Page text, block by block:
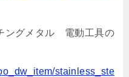
ングメタル 電動工具の
stainless_ste